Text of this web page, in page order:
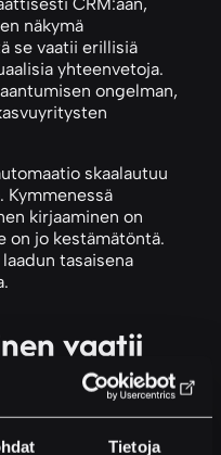
Tietoja
näkymä
se vaatii erillisiä
yhteenvetoja.
ongelman,
skaalautuu
Kymmenessä
kirjaaminen on
on jo kestämätöntä.
tasaisena
vaatii
dashboardeja